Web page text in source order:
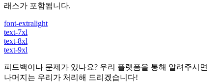
래스가 포함됩니다.
font-extralight
text-7xl
text-8xl
text-9xl
피드백이나 문제가 있나요? 우리 플랫폼을 통해 알려주시면
나머지는 우리가 처리해 드리겠습니다!